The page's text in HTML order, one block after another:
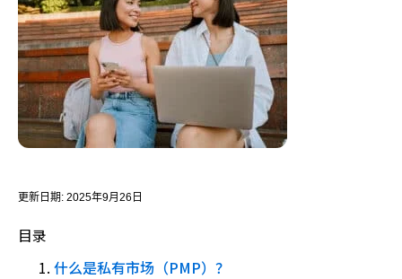
更新日期: 2025年9月26日
目录
什么是私有市场（PMP）？